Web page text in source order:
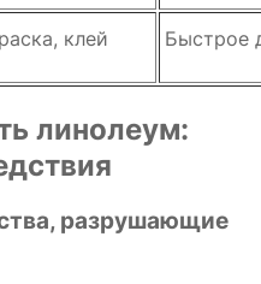
клей Быстрое
линолеум:
разрушающие